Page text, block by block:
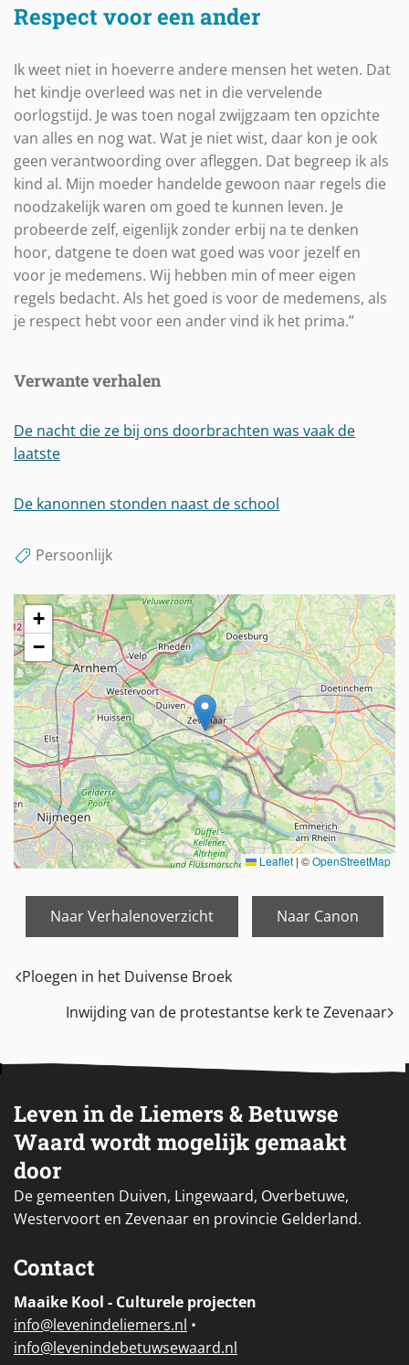
Respect voor een ander
Ik weet niet in hoeverre andere mensen het weten. Dat
het kindje overleed was net in die vervelende
oorlogstijd. Je was toen nogal zwijgzaam ten opzichte
van alles en nog wat. Wat je niet wist, daar kon je ook
geen verantwoording over afleggen. Dat begreep ik als
kind al. Mijn moeder handelde gewoon naar regels die
noodzakelijk waren om goed te kunnen leven. Je
probeerde zelf, eigenlijk zonder erbij na te denken
hoor, datgene te doen wat goed was voor jezelf en
voor je medemens. Wij hebben min of meer eigen
regels bedacht. Als het goed is voor de medemens, als
je respect hebt voor een ander vind ik het prima.”
Verwante verhalen
De nacht die ze bij ons doorbrachten was vaak de
laatste
De kanonnen stonden naast de school
Persoonlijk
+
−
Leaflet | ©OpenStreetMap
Naar Verhalenoverzicht Naar Canon
Ploegen in het Duivense Broek
Inwijding van de protestantse kerk te Zevenaar
Leven in de Liemers & Betuwse
Waard wordt mogelijk gemaakt
door
De gemeenten Duiven, Lingewaard, Overbetuwe,
Westervoort en Zevenaar en provincie Gelderland.
Contact
Maaike Kool - Culturele projecten
info@levenindeliemers.nl •
info@levenindebetuwsewaard.nl